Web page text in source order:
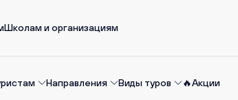
Школам и организациям
Направления Виды туров 🔥Акции